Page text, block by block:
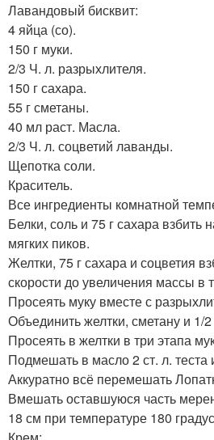
Лавандовый бисквит:
4 яйца (со).
150 г муки.
2/3 Ч. л. разрыхлителя.
150 г сахара.
55 г сметаны.
40 мл раст. Масла.
2/3 Ч. л. соцветий лаванды.
Щепотка соли.
Краситель.
Все ингредиенты комнатной
Белки, соль и 75 г сахара взбить
мягких пиков.
Желтки, 75 г сахара и соцветия
скорости до увеличения массы в
Просеять муку вместе с
Объединить желтки, сметану и 1/
Просеять в желтки в три этапа
Подмешать в масло 2 ст. л. теста
Аккуратно всё перемешать
Вмешать оставшуюся часть
18 см при температуре 180